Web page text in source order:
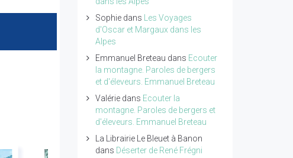
Sophiedans
Les Voyages
d'Oscar et Margaux dans les
Alpes
Emmanuel Breteau dans Ecouter
la montagne. Paroles de bergers
et d'éleveurs. Emmanuel Breteau
Valériedans Ecouter la
montagne. Paroles de bergers et
d'éleveurs. Emmanuel Breteau
La Librairie Le Bleuet à Banon
dans Déserter de René Frégni